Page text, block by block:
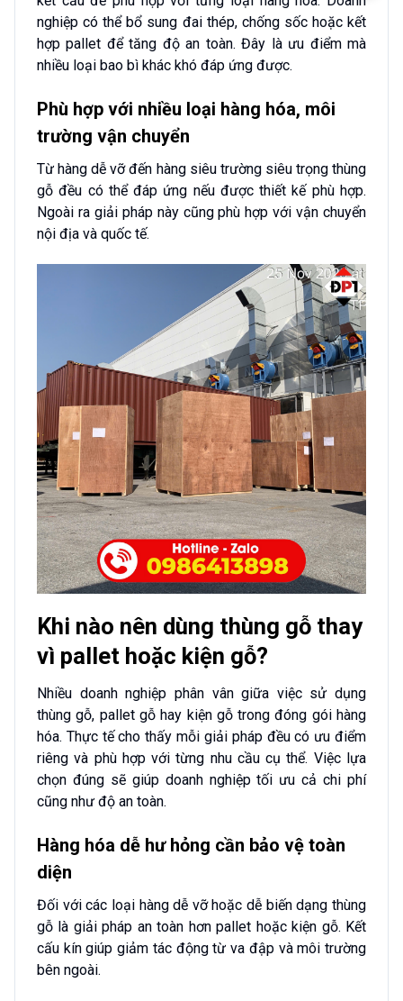
nghiệp có thể bổ sung đai thép, chống sốc hoặc kết
hợp pallet để tăng độ an toàn. Đây là ưu điểm mà
nhiều loại bao bì khác khó đáp ứng được.
Phù hợp với nhiều loại hàng hóa, môi
trường vận chuyển
Từ hàng dễ vỡ đến hàng siêu trường siêu trọng thùng
gỗ đều có thể đáp ứng nếu được thiết kế phù hợp.
Ngoài ra giải pháp này cũng phù hợp với vận chuyển
nội địa và quốc tế.
Khi nào nên dùng thùng gỗ thay
vì pallet hoặc kiện gỗ?
Nhiều doanh nghiệp phân vân giữa việc sử dụng
thùng gỗ, pallet gỗ hay kiện gỗ trong đóng gói hàng
hóa. Thực tế cho thấy mỗi giải pháp đều có ưu điểm
riêng và phù hợp với từng nhu cầu cụ thể. Việc lựa
chọn đúng sẽ giúp doanh nghiệp tối ưu cả chi phí
cũng như độ an toàn.
Hàng hóa dễ hư hỏng cần bảo vệ toàn
diện
Đối với các loại hàng dễ vỡ hoặc dễ biến dạng thùng
gỗ là giải pháp an toàn hơn pallet hoặc kiện gỗ. Kết
cấu kín giúp giảm tác động từ va đập và môi trường
bên ngoài.